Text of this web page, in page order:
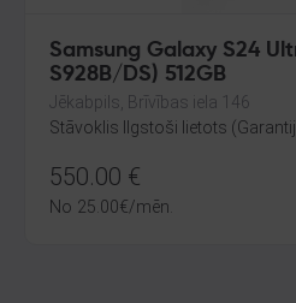
Samsung Galaxy S24
S928B/DS) 512GB
Jēkabpils, Brīvības iela 146
Stāvoklis Ilgstoši lietots
550.00 €
No 25.00€/mēn.